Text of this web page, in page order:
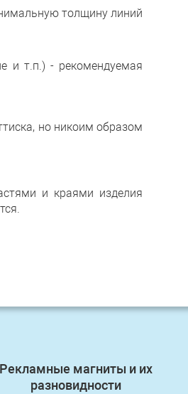
толщину линий
и т.п.) - рекомендуемая
но никоим образом
и краями изделия
Рекламные магниты и их
разновидности